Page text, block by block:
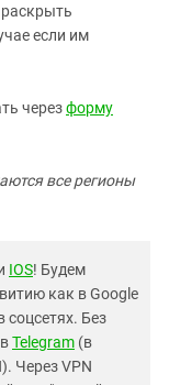
если им
черезформу
все регионы
IOS! Будем
как в Google
соцсетях. Без
Telegram (в
Через VPN